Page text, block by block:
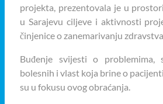
projekta, prezentovala je u
u Sarajevu ciljeve i aktivnosti
činjenice o zanemarivanju
Buđenje svijesti o problemima,
bolesnih i vlast koja brine o
su u fokusu ovog obraćanja.